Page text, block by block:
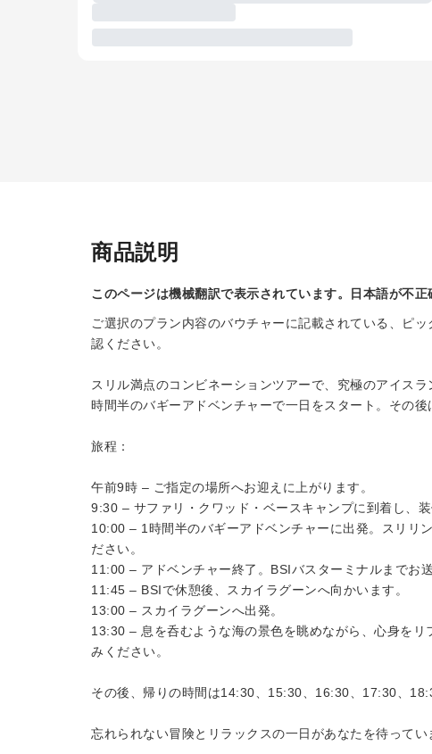
商品説明
このページは機械翻訳で表示されています。日本語が不正
ご選択のプラン内容のバウチャーに記載されている、ピ
認ください。
スリル満点のコンビネーションツアーで、究極のアイス
時間半のバギーアドベンチャーで一日をスタート。その
旅程：
午前9時 – ご指定の場所へお迎えに上がります。
9:30 – サファリ・クワッド・ベースキャンプに到着し、
10:00 – 1時間半のバギーアドベンチャーに出発。スリリ
ださい。
11:00 – アドベンチャー終了。BSIバスターミナルまでお送
11:45 – BSIで休憩後、スカイラグーンへ向かいます。
13:00 – スカイラグーンへ出発。
13:30 – 息を呑むような海の景色を眺めながら、心身を
みください。
その後、帰りの時間は14:30、15:30、16:30、17:30、
忘れられない冒険とリラックスの一日があなたを待ってい